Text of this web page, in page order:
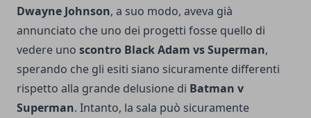
Dwayne Johnson, a suo modo, aveva già
annunciato che uno dei progetti fosse quello di
vedere uno scontro Black Adam vs Superman,
sperando che gli esiti siano sicuramente differenti
rispetto alla grande delusione di Batman v
Superman. Intanto, la sala può sicuramente